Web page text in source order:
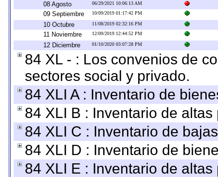
08 Agosto 06/29/2021 10:06:13 AM
09 Septiembre 10/09/2019 01:17:42 PM
10 Octubre 11/08/2019 02:32:16 PM
11 Noviembre 12/09/2019 12:44:52 PM
12 Diciembre 01/10/2020 03:07:28 PM
84 XL - : Los convenios de
sectores social y privado.
84 XLI A : Inventario de
84 XLI B : Inventario de
84 XLI C : Inventario de
84 XLI D : Inventario de
84 XLI E : Inventario de